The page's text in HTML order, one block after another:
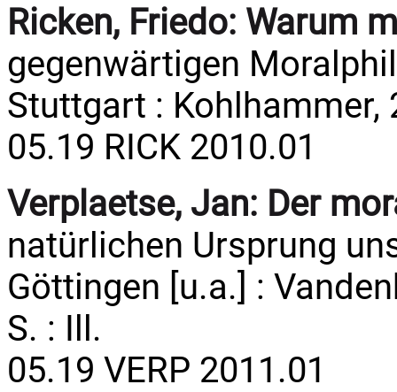
Ricken, Friedo: Warum
gegenwärtigen
Stuttgart : Kohlhammer,
05.19 RICK 2010.01
Verplaetse, Jan: Der
natürlichen Ursprung
Göttingen [u.a.] :
S. : Ill.
05.19 VERP 2011.01